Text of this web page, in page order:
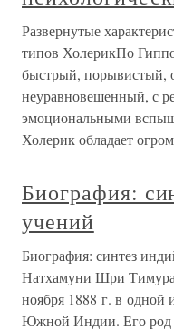
Развернутые
типов ХолерикПо
быстрый, порывистый,
неуравновешенный, с
эмоциональными
Холерик обладает
Биография:
учений
Биография: синтез
Натхамуни Шри
ноября 1888 г. в одной
Южной Индии. Его род